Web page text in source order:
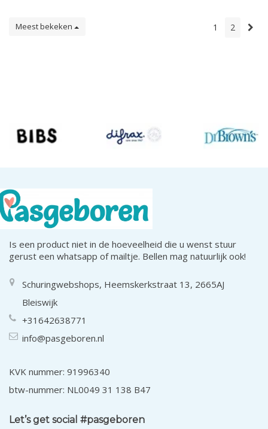
Meest bekeken 1 2
Is een product niet in de hoeveelheid die u wenst stuur
gerust een whatsapp of mailtje. Bellen mag natuurlijk ook!
Schuringwebshops, Heemskerkstraat 13, 2665AJ
Bleiswijk
+31642638771
info@pasgeboren.nl
KVK nummer: 91996340
btw-nummer: NL0049 31 138 B47
Let’s get social #pasgeboren